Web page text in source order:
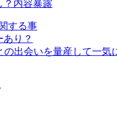
？内容暴露
する事
り？
出会いを量産して一